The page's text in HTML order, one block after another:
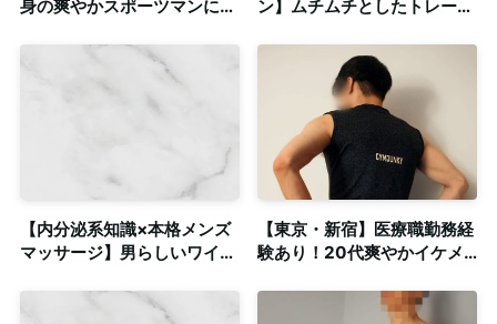
身の爽やかスポーツマンによ
ージ◎個室完備
ン】ムチムチとしたトレーニ
◎個室も完備
【内分泌系知識×本格メンズ
マッサージ】男らしいワイル
備
【東京・新宿】医療職勤務経
験あり！20代爽やかイケメ
サージ◎個室完備